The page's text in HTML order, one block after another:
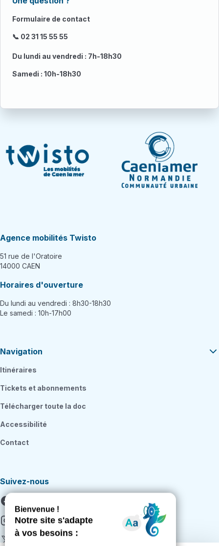
Formulaire de contact
📞 02 31 15 55 55
Du lundi au vendredi : 7h-18h30
Samedi : 10h-18h30
Agence mobilités Twisto
51 rue de l'Oratoire
14000 CAEN
Horaires d'ouverture
Du lundi au vendredi : 8h30-18h30
Le samedi : 10h-17h00
Navigation
Itinéraires
Tickets et abonnements
Télécharger toute la doc
Accessibilité
Contact
Suivez-nous
Instagram